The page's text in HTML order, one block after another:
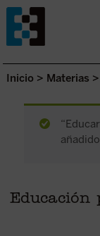
Saltar al contenido.
Inicio > Materias >
Educación